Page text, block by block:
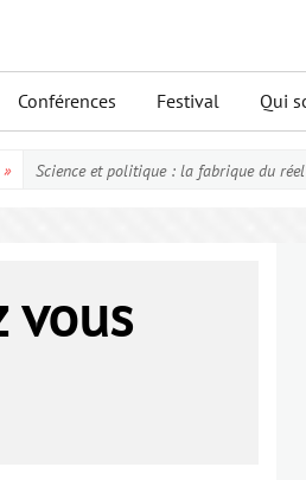
Conférences Festival Qui
» Science et politique : la fabrique du réel
vous